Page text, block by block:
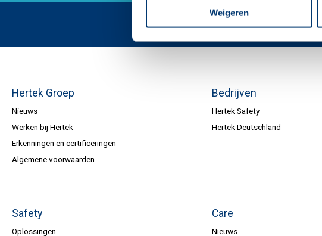
Weigeren
Hertek Groep
Nieuws
Werken bij Hertek
Erkenningen en certificeringen
Algemene voorwaarden
Bedrijven
Hertek Safety
Hertek Deutschland
Safety
Oplossingen
Care
Nieuws